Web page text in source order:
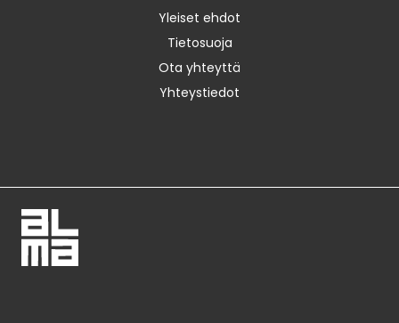
Yleiset ehdot
Tietosuoja
Ota yhteyttä
Yhteystiedot